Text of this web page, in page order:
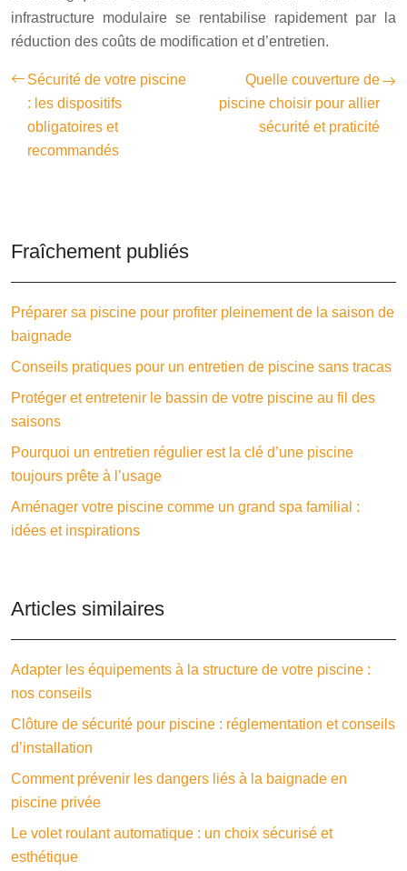
infrastructure modulaire se rentabilise rapidement par la
réduction des coûts de modification et d’entretien.
Sécurité de votre piscine
: les dispositifs
obligatoires et
recommandés
Quelle couverture de
piscine choisir pour allier
sécurité et praticité
Fraîchement publiés
Préparer sa piscine pour profiter pleinement de la saison de
baignade
Conseils pratiques pour un entretien de piscine sans tracas
Protéger et entretenir le bassin de votre piscine au fil des
saisons
Pourquoi un entretien régulier est la clé d’une piscine
toujours prête à l’usage
Aménager votre piscine comme un grand spa familial :
idées et inspirations
Articles similaires
Adapter les équipements à la structure de votre piscine :
nos conseils
Clôture de sécurité pour piscine : réglementation et conseils
d’installation
Comment prévenir les dangers liés à la baignade en
piscine privée
Le volet roulant automatique : un choix sécurisé et
esthétique